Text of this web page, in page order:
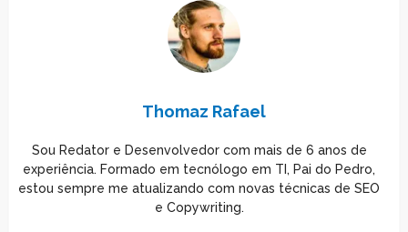
Thomaz Rafael
Sou Redator e Desenvolvedor com mais de 6 anos de
experiência. Formado em tecnólogo em TI, Pai do Pedro,
estou sempre me atualizando com novas técnicas de SEO
e Copywriting.